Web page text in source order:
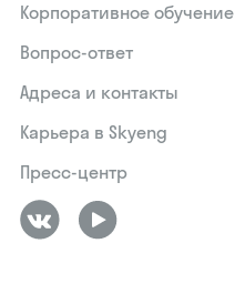
Корпоративное обучение
Вопрос-ответ
Адреса и контакты
Карьера в Skyeng
Пресс-центр